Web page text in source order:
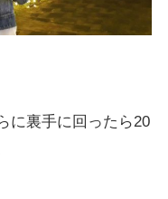
に裏手に回ったら20